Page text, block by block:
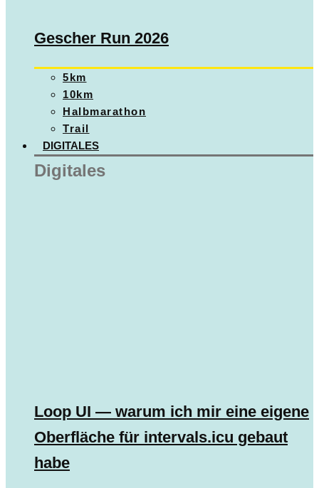
Gescher Run 2026
5km
10km
Halbmarathon
Trail
DIGITALES
Digitales
Loop UI — warum ich mir eine eigene
Oberfläche für intervals.icu gebaut
habe